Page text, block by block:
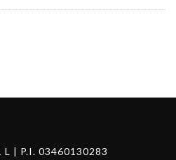
L | P.I. 03460130283